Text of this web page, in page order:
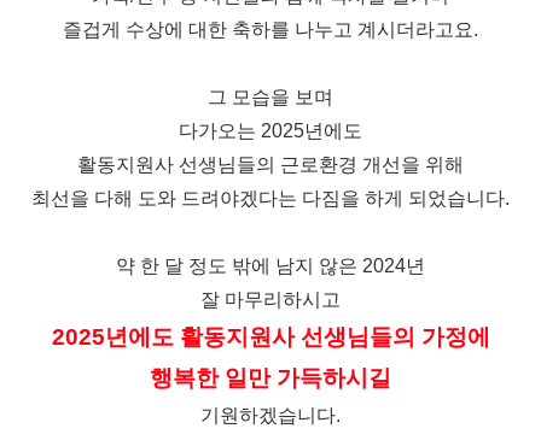
즐겁게 수상에 대한 축하를 나누고 계시더라고요.
그 모습을 보며
다가오는 2025년에도
활동지원사 선생님들의 근로환경 개선을 위해
최선을 다해 도와 드려야겠다는 다짐을 하게 되었습니다.
약 한 달 정도 밖에 남지 않은 2024년
잘 마무리하시고
2025년에도 활동지원사 선생님들의 가정에
행복한 일만 가득하시길
기원하겠습니다.